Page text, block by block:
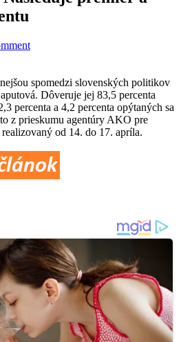
spomedzi slovenských politikov
Dôveruje jej 83,5 percenta
percenta a 4,2 percenta opýtaných sa
z prieskumu agentúry AKO pre
od 14. do 17. apríla.